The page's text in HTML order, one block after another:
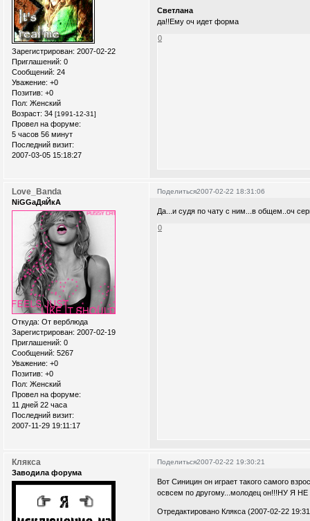
Зарегистрирован: 2007-02-22
Приглашений: 0
Сообщений: 24
Уважение: +0
Позитив: +0
Пол: Женский
Возраст: 34 [1991-12-31]
Провел на форуме:
5 часов 56 минут
Последний визит:
2007-03-05 15:18:27
Светлана
да!!Ему оч идет форма
0
Поделиться2007-02-22 18:31:06
Love_Banda
NiGGaДяЙкА
Откуда: От верблюда
Зарегистрирован: 2007-02-19
Приглашений: 0
Сообщений: 5267
Уважение: +0
Позитив: +0
Пол: Женский
Провел на форуме:
11 дней 22 часа
Последний визит:
2007-11-29 19:11:17
Да...и судя по чату с ним...в общем..оч
0
Поделиться2007-02-22 19:30:21
Клякса
Заводила форума
Вот Синицин он играет такого самого
освсем по другому...молодец он!!!НУ
Отредактировано Клякса (2007-02-22